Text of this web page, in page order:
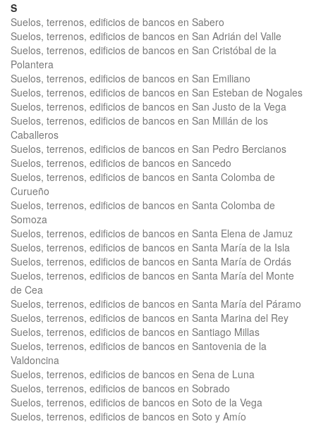
S
Suelos, terrenos, edificios de bancos en Sabero
Suelos, terrenos, edificios de bancos en San Adrián del Valle
Suelos, terrenos, edificios de bancos en San Cristóbal de la
Polantera
Suelos, terrenos, edificios de bancos en San Emiliano
Suelos, terrenos, edificios de bancos en San Esteban de Nogales
Suelos, terrenos, edificios de bancos en San Justo de la Vega
Suelos, terrenos, edificios de bancos en San Millán de los
Caballeros
Suelos, terrenos, edificios de bancos en San Pedro Bercianos
Suelos, terrenos, edificios de bancos en Sancedo
Suelos, terrenos, edificios de bancos en Santa Colomba de
Curueño
Suelos, terrenos, edificios de bancos en Santa Colomba de
Somoza
Suelos, terrenos, edificios de bancos en Santa Elena de Jamuz
Suelos, terrenos, edificios de bancos en Santa María de la Isla
Suelos, terrenos, edificios de bancos en Santa María de Ordás
Suelos, terrenos, edificios de bancos en Santa María del Monte
de Cea
Suelos, terrenos, edificios de bancos en Santa María del Páramo
Suelos, terrenos, edificios de bancos en Santa Marina del Rey
Suelos, terrenos, edificios de bancos en Santiago Millas
Suelos, terrenos, edificios de bancos en Santovenia de la
Valdoncina
Suelos, terrenos, edificios de bancos en Sena de Luna
Suelos, terrenos, edificios de bancos en Sobrado
Suelos, terrenos, edificios de bancos en Soto de la Vega
Suelos, terrenos, edificios de bancos en Soto y Amío